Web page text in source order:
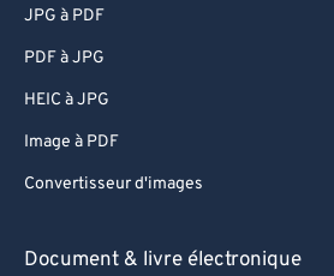
JPG à PDF
PDF à JPG
HEIC à JPG
Image à PDF
Convertisseur d'images
Document & livre électronique